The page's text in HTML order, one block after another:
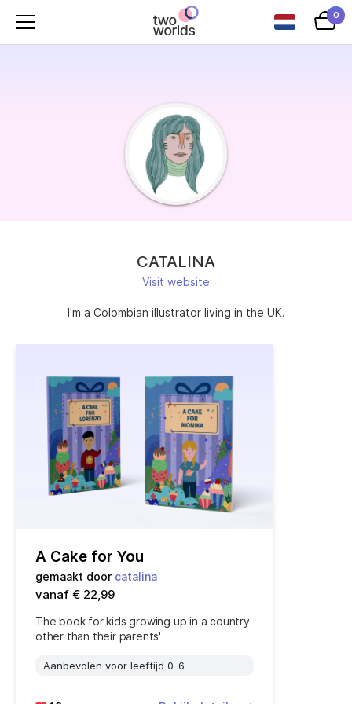
0
CATALINA
Visit website
I'm a Colombian illustrator living in the UK.
A Cake for You
gemaakt door catalina
vanaf € 22,99
The book for kids growing up in a country
other than their parents'
Aanbevolen voor leeftijd 0-6